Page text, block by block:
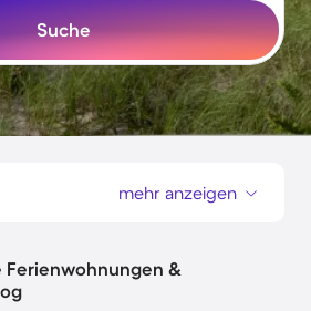
Suche
mehr anzeigen
Ferienwohnungen &